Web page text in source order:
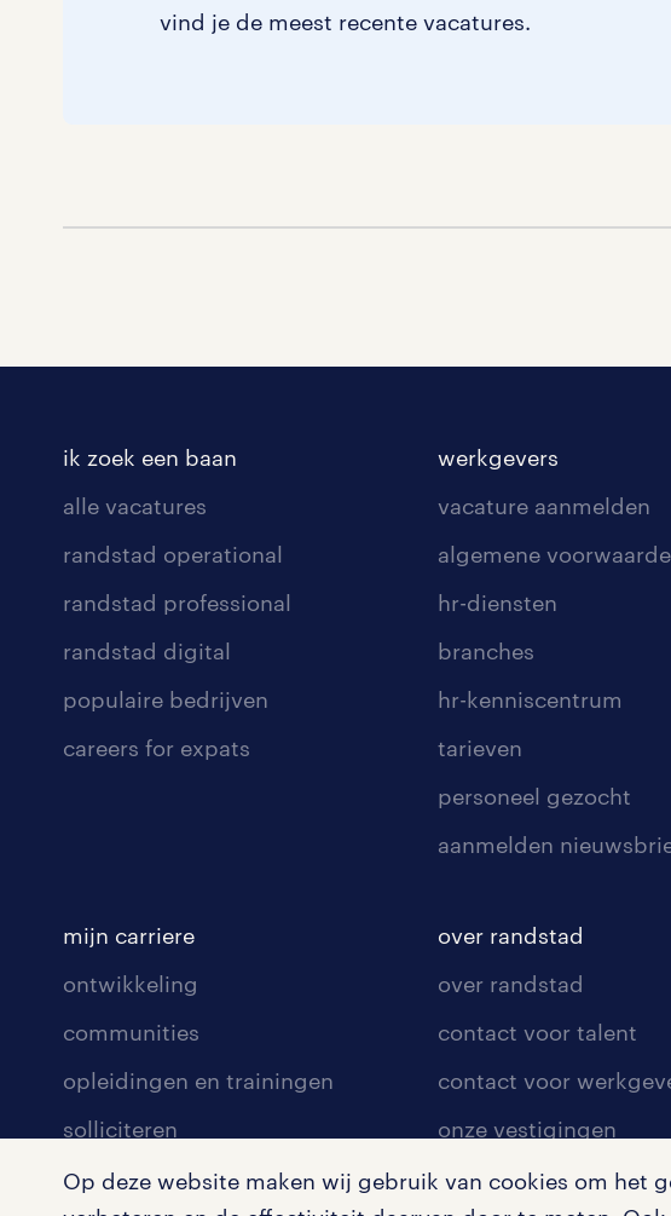
Op deze website maken wij gebruik van cookies om het
vind je de meest recente vacatures.
ik zoek een baan
alle vacatures
randstad operational
randstad professional
randstad digital
populaire bedrijven
careers for expats
werkgevers
vacature aanmelden
algemene
hr-diensten
branches
hr-kenniscentrum
tarieven
personeel gezocht
aanmelden
mijn carriere
ontwikkeling
communities
opleidingen en trainingen
solliciteren
arbeidsvoorwaarden
over randstad
over randstad
contact voor talent
contact voor
onze vestigingen
pers